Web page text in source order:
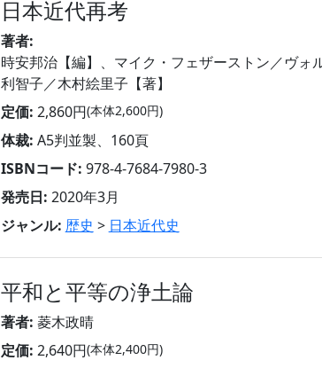
日本近代再考
著者:
時安邦治【編】、マイク・フェザーストン／ヴォ
利智子／木村絵里子【著】
定価: 2,860円(本体2,600円)
体裁: A5判並製、160頁
ISBNコード: 978-4-7684-7980-3
発売日: 2020年3月
ジャンル: 歴史 > 日本近代史
平和と平等の浄土論
著者: 菱木政晴
定価: 2,640円(本体2,400円)